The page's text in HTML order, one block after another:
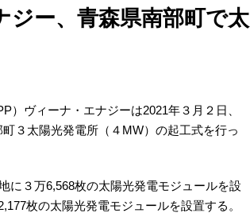
ー、青森県南部町で太
）ヴィーナ・エナジーは2021年３月２日、
３太陽光発電所（４MW）の起工式を行っ
に３万6,568枚の太陽光発電モジュールを設
枚の太陽光発電モジュールを設置する。